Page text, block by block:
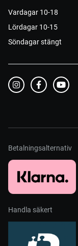
Vardagar 10-18
Lördagar 10-15
Söndagar stängt
Betalningsalternativ
Handla säkert